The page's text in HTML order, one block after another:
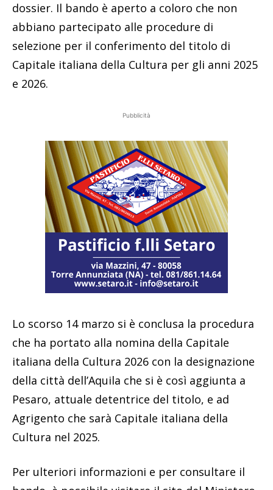
dossier. Il bando è aperto a coloro che non
abbiano partecipato alle procedure di
selezione per il conferimento del titolo di
Capitale italiana della Cultura per gli anni 2025
e 2026.
Pubblicità
Lo scorso 14 marzo si è conclusa la procedura
che ha portato alla nomina della Capitale
italiana della Cultura 2026 con la designazione
della città dell’Aquila che si è così aggiunta a
Pesaro, attuale detentrice del titolo, e ad
Agrigento che sarà Capitale italiana della
Cultura nel 2025.
Per ulteriori informazioni e per consultare il